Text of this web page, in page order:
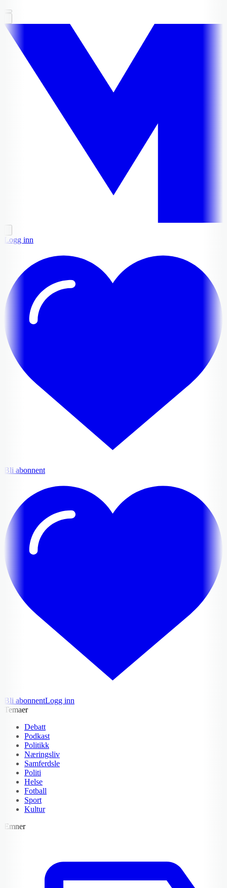
Logg inn
Bli abonnent
Bli abonnentLogg inn
Temaer
Debatt
Podkast
Politikk
Næringsliv
Samferdsle
Politi
Helse
Fotball
Sport
Kultur
Emner